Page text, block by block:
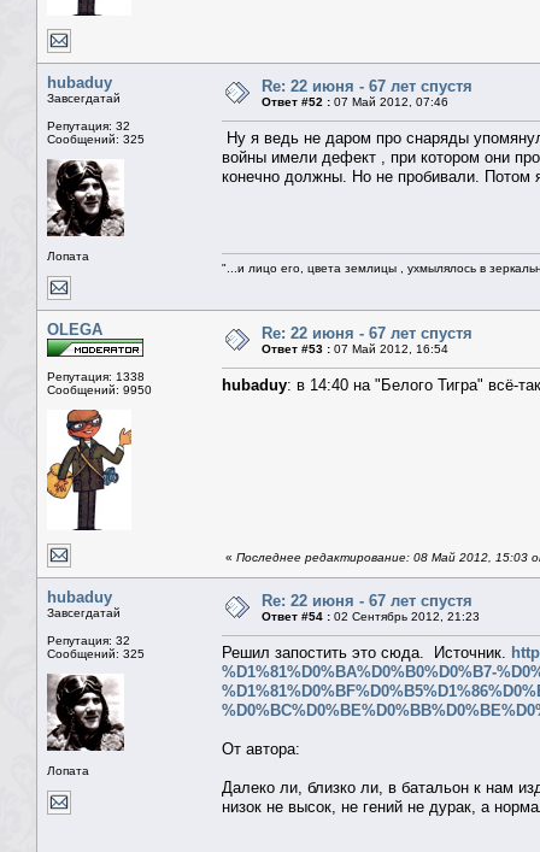
hubaduy
Завсегдатай
Репутация: 32
Сообщений: 325
Лопата
Re: 22 июня - 67 лет спустя
Ответ #52 : 07 Май 2012, 07:46
Ну я ведь не даром про снаряды
войны имели дефект , при котором они
конечно должны. Но не пробивали. Потом
"...и лицо его, цвета землицы , ухмылялось в
OLEGA
Репутация: 1338
Сообщений: 9950
Re: 22 июня - 67 лет спустя
Ответ #53 : 07 Май 2012, 16:54
hubaduy: в 14:40 на "Белого Тигра" всё-
« Последнее редактирование: 08 Май 2012, 15:03
hubaduy
Завсегдатай
Репутация: 32
Сообщений: 325
Лопата
Re: 22 июня - 67 лет спустя
Ответ #54 : 02 Сентябрь 2012, 21:23
Решил запостить это сюда. Источник.
%D1%81%D0%BA%D0%B0%D0%B7-
От автора:
Далеко ли, близко ли, в батальон к нам
низок не высок, не гений не дурак, а